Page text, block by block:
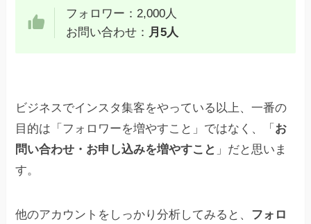
フォロワー：2,000人
お問い合わせ： 月5人
ビジネスでインスタ集客をやっている以上、一番の
目的は「フォロワーを増やすこと」ではなく、「 お
問い合わせ・お申し込みを増やすこと 」だと思いま
す。
他のアカウントをしっかり分析してみると、 フォロ